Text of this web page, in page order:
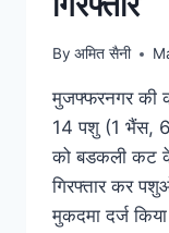
By अमित सैनी
मुजफ्फरनगर की
14 पशु (1 भैंस, 6
को बडकली कट
गिरफ्तार कर
मुकदमा दर्ज